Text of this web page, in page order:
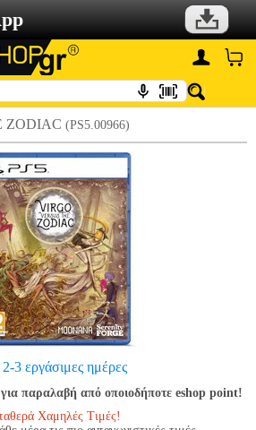
ZODIAC (PS5.00966)
2-3 εργάσιμες ημέρες
παραλαβή από οποιοδήποτε eshop point!
Χαμηλές Τιμές!